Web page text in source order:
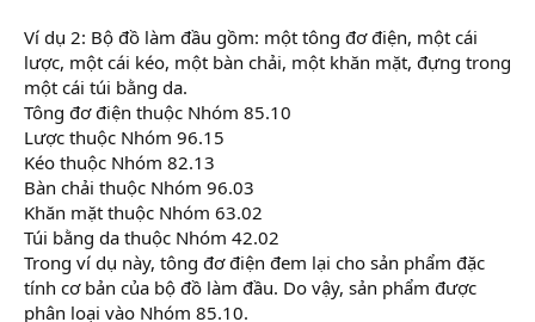
Ví dụ 2: Bộ đồ làm đầu gồm: một tông đơ điện, một cái
lược, một cái kéo, một bàn chải, một khăn mặt, đựng trong
một cái túi bằng da.
Tông đơ điện thuộc Nhóm 85.10
Lược thuộc Nhóm 96.15
Kéo thuộc Nhóm 82.13
Bàn chải thuộc Nhóm 96.03
Khăn mặt thuộc Nhóm 63.02
Túi bằng da thuộc Nhóm 42.02
Trong ví dụ này, tông đơ điện đem lại cho sản phẩm đặc
tính cơ bản của bộ đồ làm đầu. Do vậy, sản phẩm được
phân loại vào Nhóm 85.10.